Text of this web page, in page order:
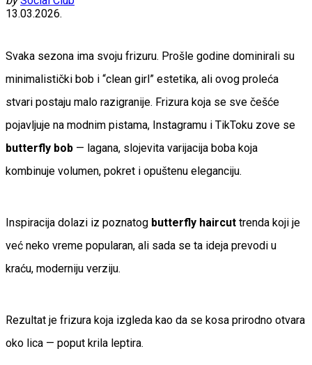
13.03.2026.
Svaka sezona ima svoju frizuru. Prošle godine dominirali su
minimalistički bob i “clean girl” estetika, ali ovog proleća
stvari postaju malo razigranije. Frizura koja se sve češće
pojavljuje na modnim pistama, Instagramu i TikToku zove se
butterfly bob — lagana, slojevita varijacija boba koja
kombinuje volumen, pokret i opuštenu eleganciju.
Inspiracija dolazi iz poznatog butterfly haircut trenda koji je
već neko vreme popularan, ali sada se ta ideja prevodi u
kraću, moderniju verziju.
Rezultat je frizura koja izgleda kao da se kosa prirodno otvara
oko lica — poput krila leptira.